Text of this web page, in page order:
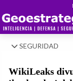
SEGURIDAD
WikiLeaks